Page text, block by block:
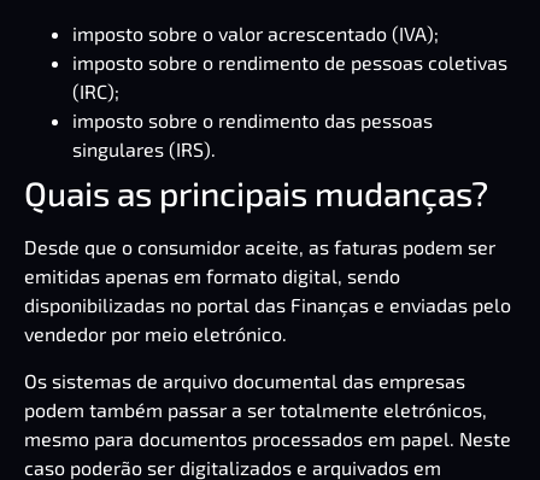
imposto sobre o valor acrescentado (IVA);
imposto sobre o rendimento de pessoas coletivas
(IRC);
imposto sobre o rendimento das pessoas
singulares (IRS).
Quais as principais mudanças?
Desde que o consumidor aceite, as faturas podem ser
emitidas apenas em formato digital, sendo
disponibilizadas no portal das Finanças e enviadas pelo
vendedor por meio eletrónico.
Os sistemas de arquivo documental das empresas
podem também passar a ser totalmente eletrónicos,
mesmo para documentos processados em papel. Neste
caso poderão ser digitalizados e arquivados em